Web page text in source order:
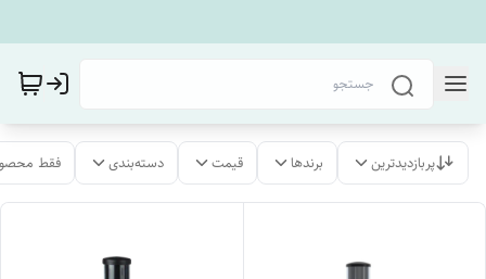
پربازدیدترین برندها قیمت دسته‌بندی فقط